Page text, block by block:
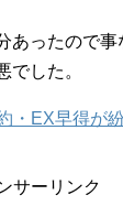
あったので事
でした。
・EX早得が
サーリンク